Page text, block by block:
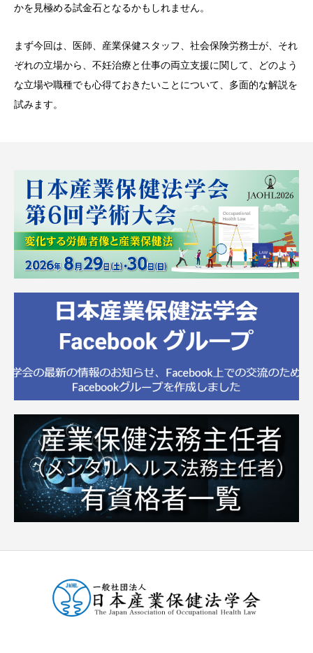
かを見極める試金石となるかもしれません。
まず今回は、医師、産業保健スタッフ、社会保険労務士が、それ
ぞれの立場から、不妊治療と仕事の両立支援に関して、どのよう
な立場や職種でも心得ておきたいことについて、多面的な解説を
試みます。